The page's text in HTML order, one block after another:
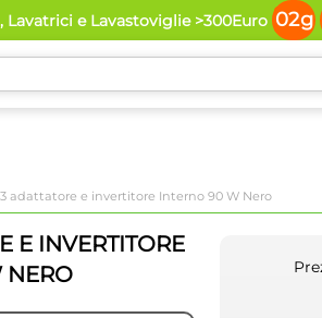
e Lavastoviglie >300Euro 02g
adattatore e invertitore Interno 90 W Nero
E INVERTITORE
NERO